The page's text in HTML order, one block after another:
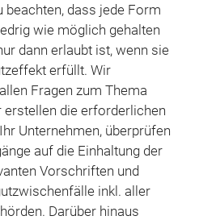
beachten, dass jede Form
wie möglich gehalten
dann erlaubt ist, wenn sie
erfüllt. Wir
Fragen zum Thema
erstellen die erforderlichen
Unternehmen, überprüfen
auf die Einhaltung der
Vorschriften und
inkl. aller
Darüber hinaus